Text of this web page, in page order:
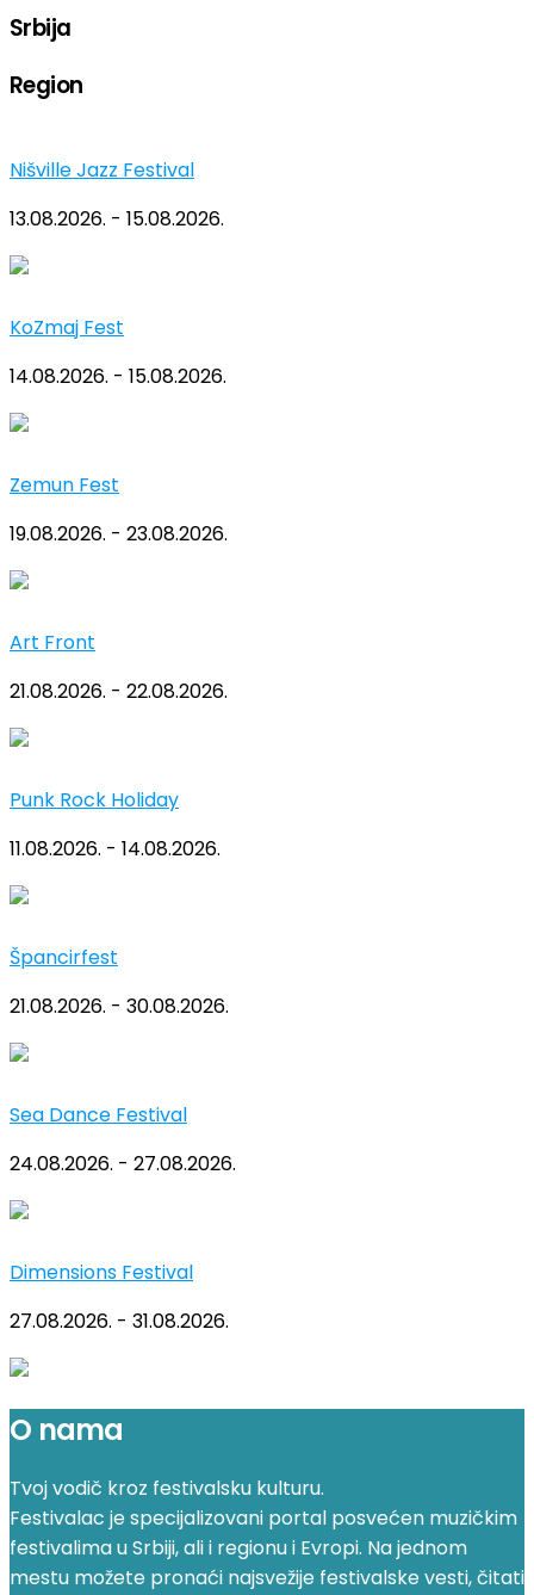
Srbija
Region
Nišville Jazz Festival
13.08.2026. - 15.08.2026.
KoZmaj Fest
14.08.2026. - 15.08.2026.
Zemun Fest
19.08.2026. - 23.08.2026.
Art Front
21.08.2026. - 22.08.2026.
Punk Rock Holiday
11.08.2026. - 14.08.2026.
Špancirfest
21.08.2026. - 30.08.2026.
Sea Dance Festival
24.08.2026. - 27.08.2026.
Dimensions Festival
27.08.2026. - 31.08.2026.
O nama
Tvoj vodič kroz festivalsku kulturu.
Festivalac je specijalizovani portal posvećen muzičkim
festivalima u Srbiji, ali i regionu i Evropi. Na jednom
mestu možete pronaći najsvežije festivalske vesti, čitati